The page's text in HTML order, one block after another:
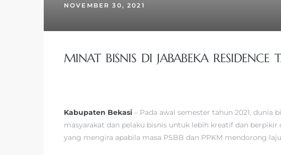
NOVEMBER 30, 2021
MINAT BISNIS DI JABABEKA
Kabupaten Bekasi – Pada awal semester tahun 2021, dunia
masyarakat dan pelaku bisnis untuk lebih kreatif dan
yang mengira apabila masa PSBB dan PPKM mendorong